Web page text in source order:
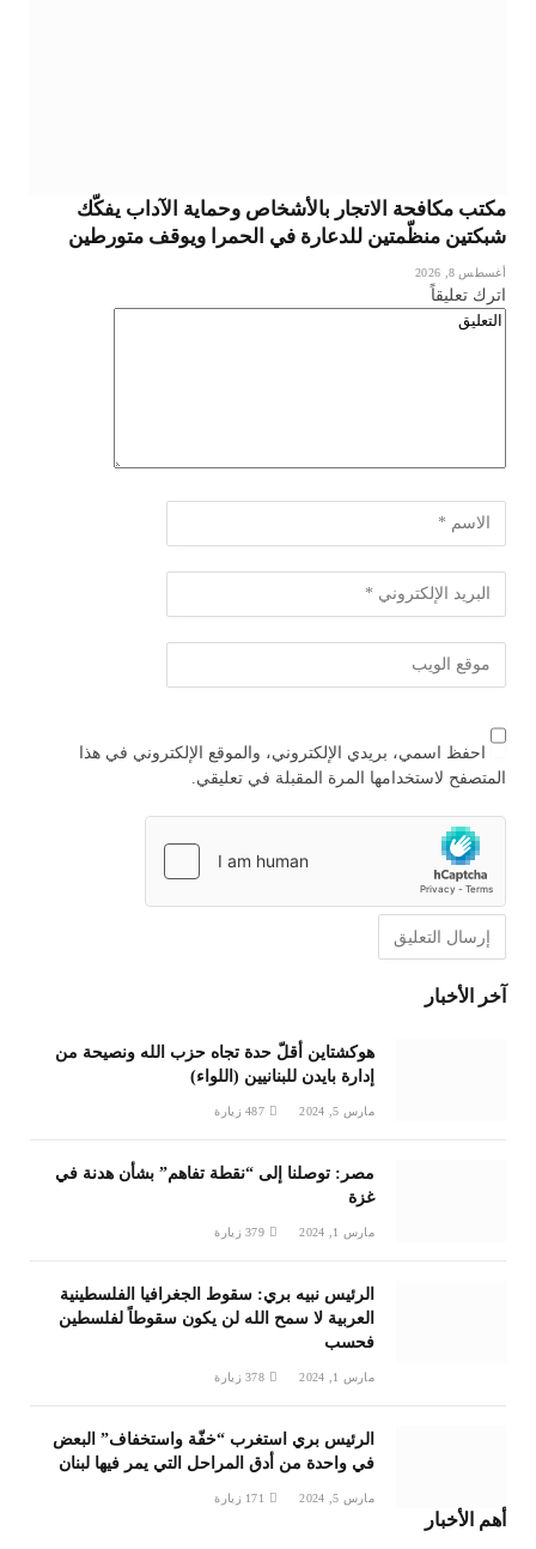
مكتب مكافحة الاتجار بالأشخاص وحماية الآداب يفكّك
شبكتين منظّمتين للدعارة في الحمرا ويوقف متورطين
أغسطس 8, 2026
اترك تعليقاً
احفظ اسمي، بريدي الإلكتروني، والموقع الإلكتروني في هذا
المتصفح لاستخدامها المرة المقبلة في تعليقي.
آخر الأخبار
هوكشتاين أقلّ حدة تجاه حزب الله ونصيحة من
إدارة بايدن للبنانيين (اللواء)
مارس 5, 2024 487 زيارة
مصر: توصلنا إلى “نقطة تفاهم” بشأن هدنة في
غزة
مارس 1, 2024 379 زيارة
الرئيس نبيه بري: سقوط الجغرافيا الفلسطينية
العربية لا سمح الله لن يكون سقوطاً لفلسطين
فحسب
مارس 1, 2024 378 زيارة
الرئيس بري استغرب “خفّة واستخفاف” البعض
في واحدة من أدق المراحل التي يمر فيها لبنان
مارس 5, 2024 171 زيارة
أهم الأخبار